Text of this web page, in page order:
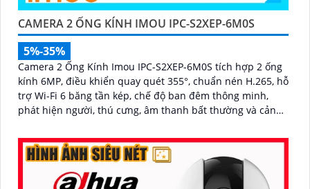
CAMERA 2 ỐNG KÍNH IMOU IPC-S2XEP-6M0S
5%-35%
Camera 2 Ống Kính Imou IPC-S2XEP-6M0S tích hợp 2 ống
kính 6MP, điều khiển quay quét 355°, chuẩn nén H.265, hỗ
trợ Wi-Fi 6 băng tần kép, chế độ ban đêm thông minh,
phát hiện người, thú cưng, âm thanh bất thường và cảnh